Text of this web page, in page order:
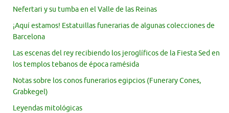
Nefertari y su tumba en el Valle de las Reinas
¡Aquí estamos! Estatuillas funerarias de algunas colecciones de
Barcelona
Las escenas del rey recibiendo los jeroglíficos de la Fiesta Sed en
los templos tebanos de época ramésida
Notas sobre los conos funerarios egipcios (Funerary Cones,
Grabkegel)
Leyendas mitológicas